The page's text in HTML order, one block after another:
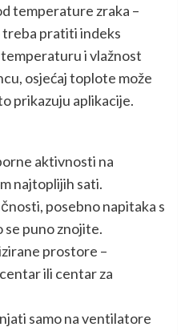
temperature zraka –
treba pratiti indeks
i vlažnost
osjećaj toplote može
prikazuju aplikacije.
aktivnosti na
najtoplijih sati.
posebno napitaka s
puno znojite.
prostore –
ili centar za
samo na ventilatore